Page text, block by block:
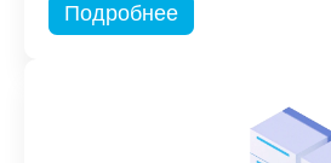
Подробнее